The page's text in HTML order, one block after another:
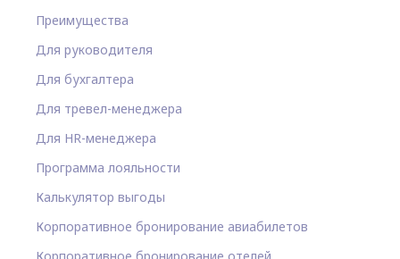
Преимущества
Для руководителя
Для бухгалтера
Для тревел-менеджера
Для HR-менеджера
Программа лояльности
Калькулятор выгоды
Корпоративное бронирование авиабилетов